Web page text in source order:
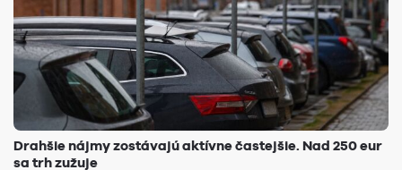
Drahšie nájmy zostávajú aktívne častejšie. Nad 250 eur
sa trh zužuje